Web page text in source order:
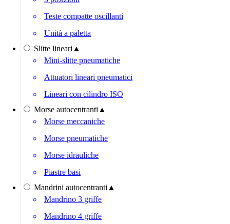
Teste compatte oscillanti
Unità a paletta
Slitte lineari ▲
Mini-slitte pneumatiche
Attuatori lineari pneumatici
Lineari con cilindro ISO
Morse autocentranti ▲
Morse meccaniche
Morse pneumatiche
Morse idrauliche
Piastre basi
Mandrini autocentranti ▲
Mandrino 3 griffe
Mandrino 4 griffe